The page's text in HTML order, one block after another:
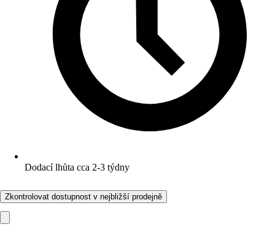
Dodací lhůta cca 2-3 týdny
Zkontrolovat dostupnost v nejbližší prodejně